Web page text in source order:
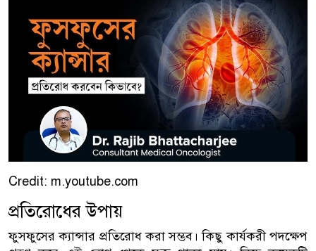
Credit: m.youtube.com
প্রতিরোধের উপায়
ফুসফুসের ক্যান্সার প্রতিরোধ করা সম্ভব। কিছু কার্যকরী পদক্ষেপ